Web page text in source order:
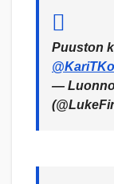
Puuston
—